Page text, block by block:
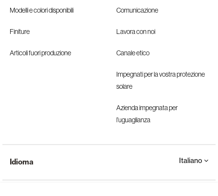
Modelli e colori disponibili
Finiture
Articoli fuori produzione
Comunicazione
Lavora con noi
Canale etico
Impegnati per la vostra protezione
solare
Azienda impegnata per
l’uguaglianza
Idioma Italiano